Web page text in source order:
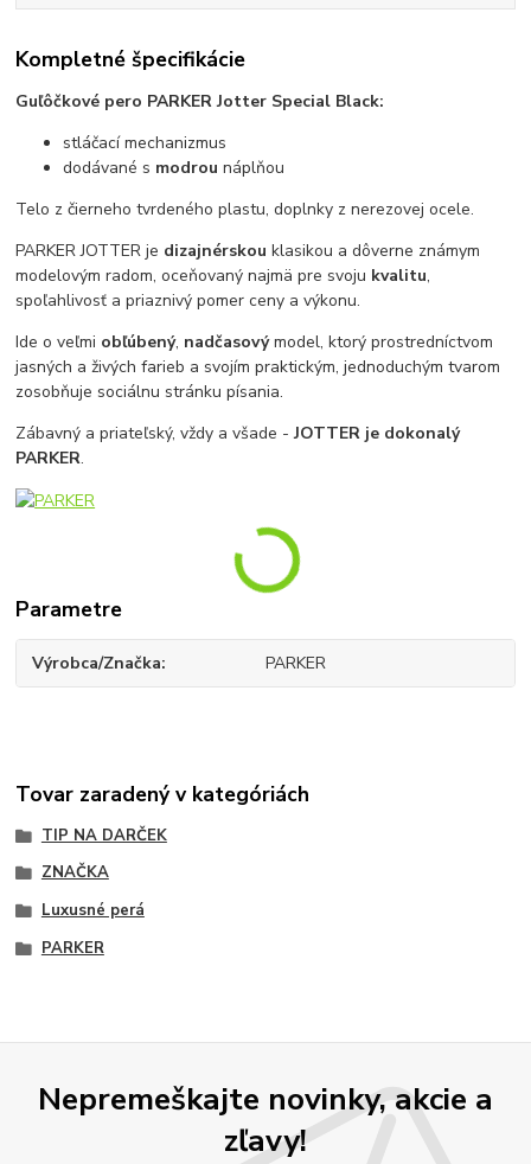
Kompletné špecifikácie
Guľôčkové pero PARKER Jotter Special Black:
stláčací mechanizmus
dodávané s modrounáplňou
Telo z čierneho tvrdeného plastu, doplnky z nerezovej ocele.
PARKER JOTTER je dizajnérskouklasikou a dôverne známym
modelovým radom, oceňovaný najmä pre svoju kvalitu,
spoľahlivosť a priaznivý pomer ceny a výkonu.
Ide o veľmi obľúbený, nadčasovýmodel, ktorý prostredníctvom
jasných a živých farieb a svojím praktickým, jednoduchým tvarom
zosobňuje sociálnu stránku písania.
Zábavný a priateľský, vždy a všade -JOTTER je dokonalý
PARKER.
Parametre
Výrobca/Značka PARKER
Tovar zaradený v kategóriách
TIP NA DARČEK
ZNAČKA
Luxusné perá
PARKER
Nepremeškajte novinky, akcie a
zľavy!